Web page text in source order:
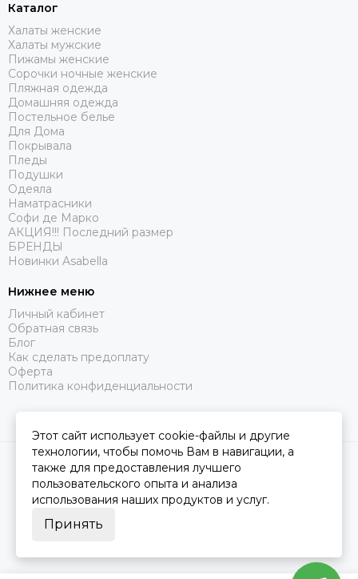
Каталог
Халаты женские
Халаты мужские
Пижамы женские
Сорочки ночные женские
Пляжная одежда
Домашняя одежда
Постельное белье
Для Дома
Покрывала
Пледы
Подушки
Одеяла
Наматрасники
Софи де Марко
АКЦИЯ!!! Последний размер
БРЕНДЫ
Новинки Asabella
Нижнее меню
Личный кабинет
Обратная связь
Блог
Как сделать предоплату
Оферта
Политика конфиденциальности
2026 © Царство Сна.Карта сайта
Этот сайт использует cookie-файлы и другие
технологии, чтобы помочь Вам в навигации, а
также для предоставления лучшего
пользовательского опыта и анализа
использования наших продуктов и услуг.
Принять